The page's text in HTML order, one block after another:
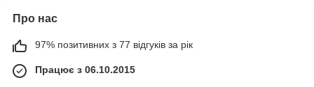
Про нас
97% позитивних з 77 відгуків за рік
Працює з 06.10.2015